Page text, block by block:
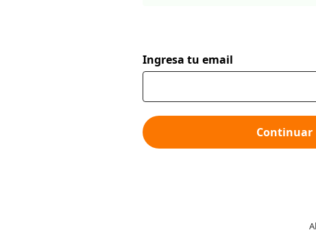
Ingresa tu email
Continuar